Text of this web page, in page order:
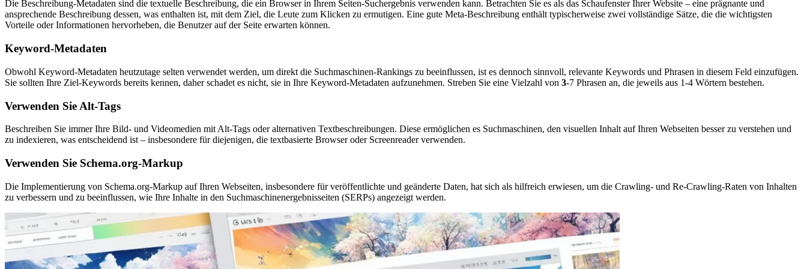
Die Beschreibung-Metadaten sind die textuelle Beschreibung, die ein Browser in Ihrem Seiten-Suchergebnis verwenden kann. Betrachten Sie es als das Schaufenster Ihrer Website – eine prägnante und
ansprechende Beschreibung dessen, was enthalten ist, mit dem Ziel, die Leute zum Klicken zu ermutigen. Eine gute Meta-Beschreibung enthält typischerweise zwei vollständige Sätze, die die wichtigsten
Vorteile oder Informationen hervorheben, die Benutzer auf der Seite erwarten können.
Keyword-Metadaten
Obwohl Keyword-Metadaten heutzutage selten verwendet werden, um direkt die Suchmaschinen-Rankings zu beeinflussen, ist es dennoch sinnvoll, relevante Keywords und Phrasen in diesem Feld einzufügen.
Sie sollten Ihre Ziel-Keywords bereits kennen, daher schadet es nicht, sie in Ihre Keyword-Metadaten aufzunehmen. Streben Sie eine Vielzahl von 3-7 Phrasen an, die jeweils aus 1-4 Wörtern bestehen.
Verwenden Sie Alt-Tags
Beschreiben Sie immer Ihre Bild- und Videomedien mit Alt-Tags oder alternativen Textbeschreibungen. Diese ermöglichen es Suchmaschinen, den visuellen Inhalt auf Ihren Webseiten besser zu verstehen und
zu indexieren, was entscheidend ist – insbesondere für diejenigen, die textbasierte Browser oder Screenreader verwenden.
Verwenden Sie Schema.org-Markup
Die Implementierung von Schema.org-Markup auf Ihren Webseiten, insbesondere für veröffentlichte und geänderte Daten, hat sich als hilfreich erwiesen, um die Crawling- und Re-Crawling-Raten von Inhalten
zu verbessern und zu beeinflussen, wie Ihre Inhalte in den Suchmaschinenergebnisseiten (SERPs) angezeigt werden.